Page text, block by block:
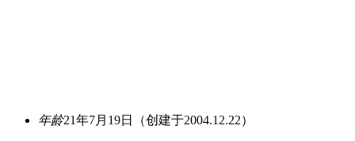
年龄21年7月19日 （创建于2004.12.22）